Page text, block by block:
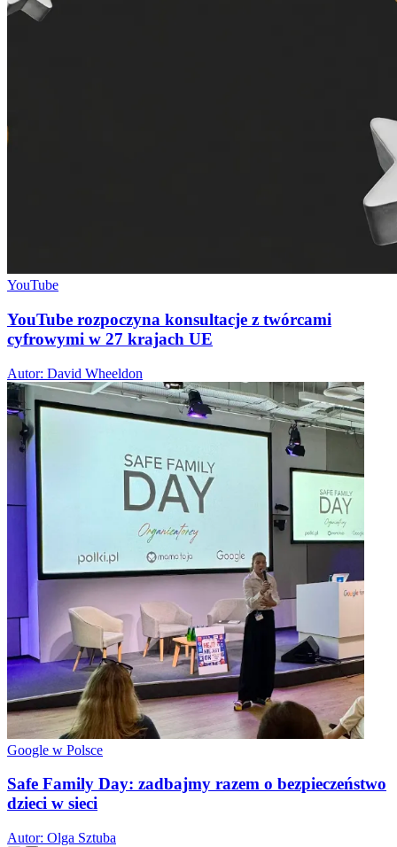
YouTube
YouTube rozpoczyna konsultacje z twórcami
cyfrowymi w 27 krajach UE
Autor: David Wheeldon
Google w Polsce
Safe Family Day: zadbajmy razem o bezpieczeństwo
dzieci w sieci
Autor: Olga Sztuba